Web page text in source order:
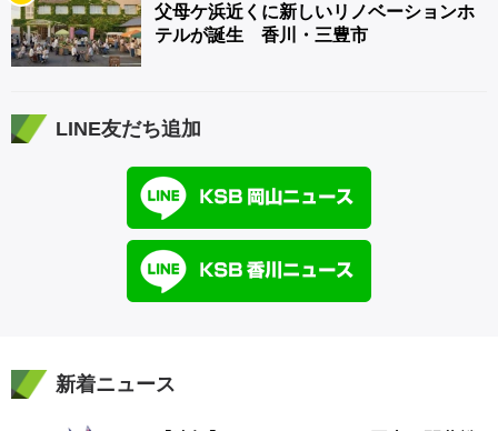
父母ケ浜近くに新しいリノベーションホ
テルが誕生 香川・三豊市
LINE友だち追加
新着ニュース